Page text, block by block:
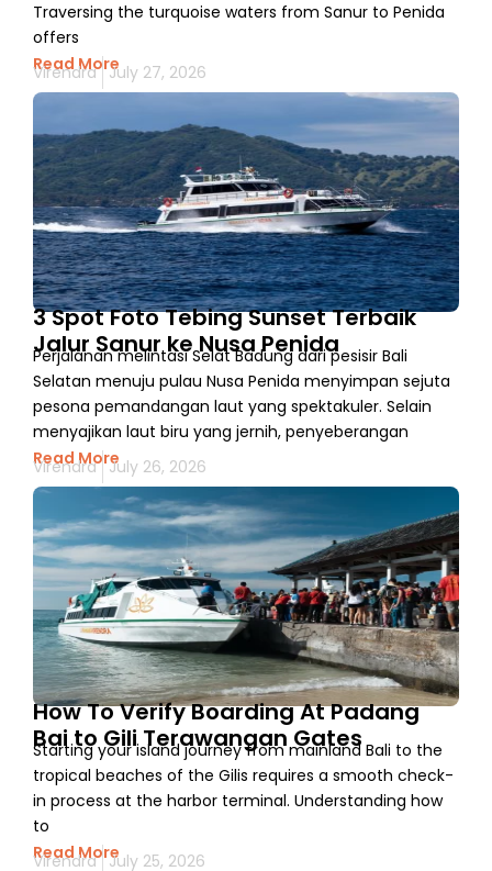
Traversing the turquoise waters from Sanur to Penida
offers
Read More
Virendra July 27, 2026
3 Spot Foto Tebing Sunset Terbaik
Jalur Sanur ke Nusa Penida
Perjalanan melintasi Selat Badung dari pesisir Bali
Selatan menuju pulau Nusa Penida menyimpan sejuta
pesona pemandangan laut yang spektakuler. Selain
menyajikan laut biru yang jernih, penyeberangan
Read More
Virendra July 26, 2026
How To Verify Boarding At Padang
Bai to Gili Terawangan Gates
Starting your island journey from mainland Bali to the
tropical beaches of the Gilis requires a smooth check-
in process at the harbor terminal. Understanding how
to
Read More
Virendra July 25, 2026